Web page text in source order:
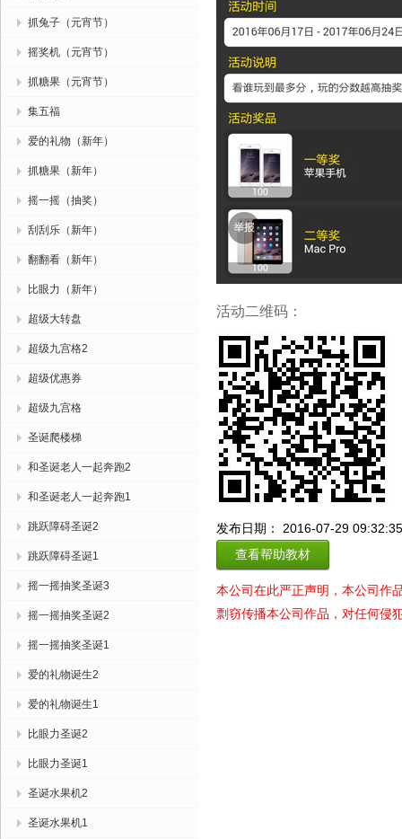
抓兔子（元宵节）
摇奖机（元宵节）
抓糖果（元宵节）
集五福
爱的礼物（新年）
抓糖果（新年）
摇一摇（抽奖）
刮刮乐（新年）
翻翻看（新年）
比眼力（新年）
超级大转盘
超级九宫格2
超级优惠券
超级九宫格
圣诞爬楼梯
和圣诞老人一起奔跑2
和圣诞老人一起奔跑1
跳跃障碍圣诞2
跳跃障碍圣诞1
摇一摇抽奖圣诞3
摇一摇抽奖圣诞2
摇一摇抽奖圣诞1
爱的礼物诞生2
爱的礼物诞生1
比眼力圣诞2
比眼力圣诞1
圣诞水果机2
圣诞水果机1
活动二维码：
发布日期： 2016-07-29 09:32:35
查看帮助教材
本公司在此严正声明，本公司作
剽窃传播本公司作品，对任何侵